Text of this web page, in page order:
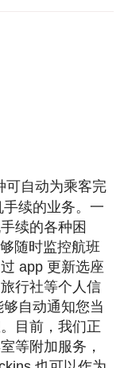
可自动为乘客完
续的业务。一
续的各种困
随时监控航班
app 更新选座
行社等个人信
自动通知您当
目前，我们正
等附加服务，